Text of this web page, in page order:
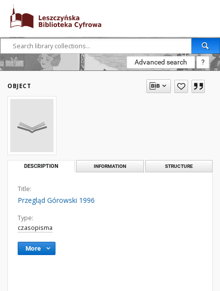
Advanced search ?
OBJECT
DESCRIPTION INFORMATION STRUCTURE
Title:
Przegląd Górowski 1996
Type:
czasopisma
More